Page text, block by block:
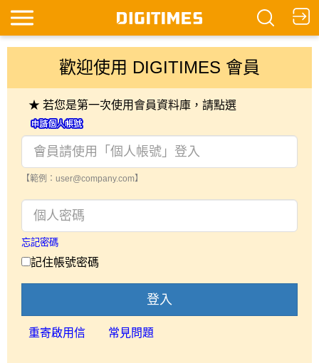
歡迎使用 DIGITIMES 會員
★ 若您是第一次使用會員資料庫，請點選
【範例：user@company.com】
忘記密碼
記住帳號密碼
登入
重寄啟用信 常見問題